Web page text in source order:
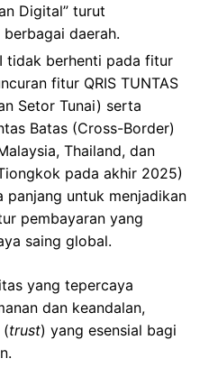
Digital” turut
daerah.
tidak berhenti pada fitur
fitur QRIS TUNTAS
Setor Tunai) serta
Batas (Cross-Border)
Thailand, dan
pada akhir 2025)
panjang untuk menjadikan
pembayaran yang
saing global.
yang tepercaya
dan keandalan,
(trust) yang esensial bagi